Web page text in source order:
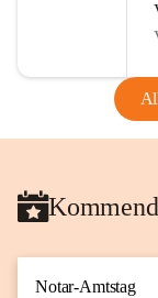
Notar-Amtstag